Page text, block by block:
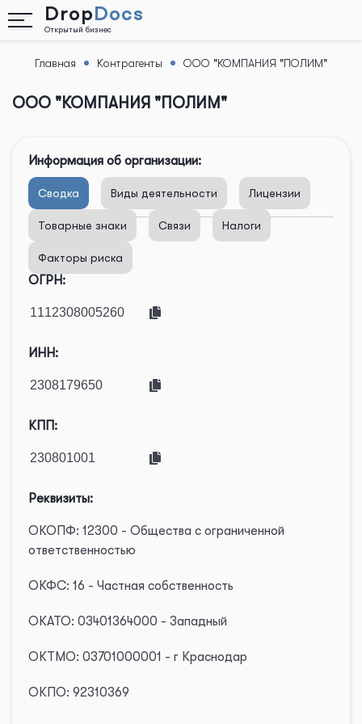
DropDocs
Открытый бизнес
Назад
Главная Контрагенты ООО "КОМПАНИЯ "ПОЛИМ"
ООО "КОМПАНИЯ "ПОЛИМ"
Информация об организации:
Сводка Виды деятельности Лицензии
Товарные знаки Связи Налоги
Факторы риска
ОГРН:
ИНН:
КПП:
Реквизиты:
ОКОПФ: 12300 - Общества с ограниченной
ответственностью
ОКФС: 16 - Частная собственность
ОКАТО: 03401364000 - Западный
ОКТМО: 03701000001 - г Краснодар
ОКПО: 92310369